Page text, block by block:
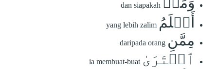
dan siapakah
أَظۡلَمُ yang lebih zalim
مِمَّنِ daripada orang
ٱفۡتَرَىٰ ia membuat-buat